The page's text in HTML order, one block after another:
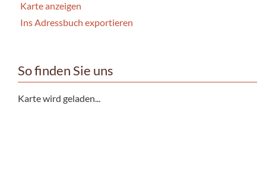
Karte anzeigen
Ins Adressbuch exportieren
So finden Sie uns
Karte wird geladen...